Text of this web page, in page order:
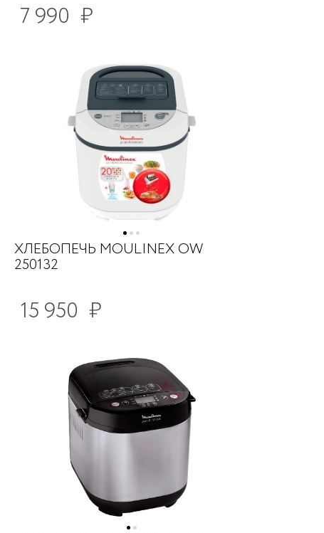
7 990 ₽
ХЛЕБОПЕЧЬ MOULINEX OW
250132
15 950 ₽